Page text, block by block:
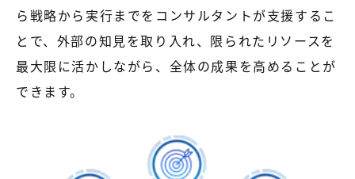
【クリニック向け】新規集患
Web広告サービス
【歯科業界向け】新規集患
Web広告パッケージ
【塾・個別塾業界向け】新規
集客Web広告パッケージ
サイトアクセス増加パッケー
ジ
ら戦略から実行までをコンサルタントが支援するこ
とで、外部の知見を取り入れ、限られたリソースを
最大限に活かしながら、全体の成果を高めることが
できます。